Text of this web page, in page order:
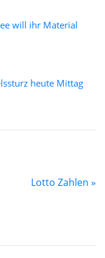
will ihr Material
heute Mittag
Lotto Zahlen »